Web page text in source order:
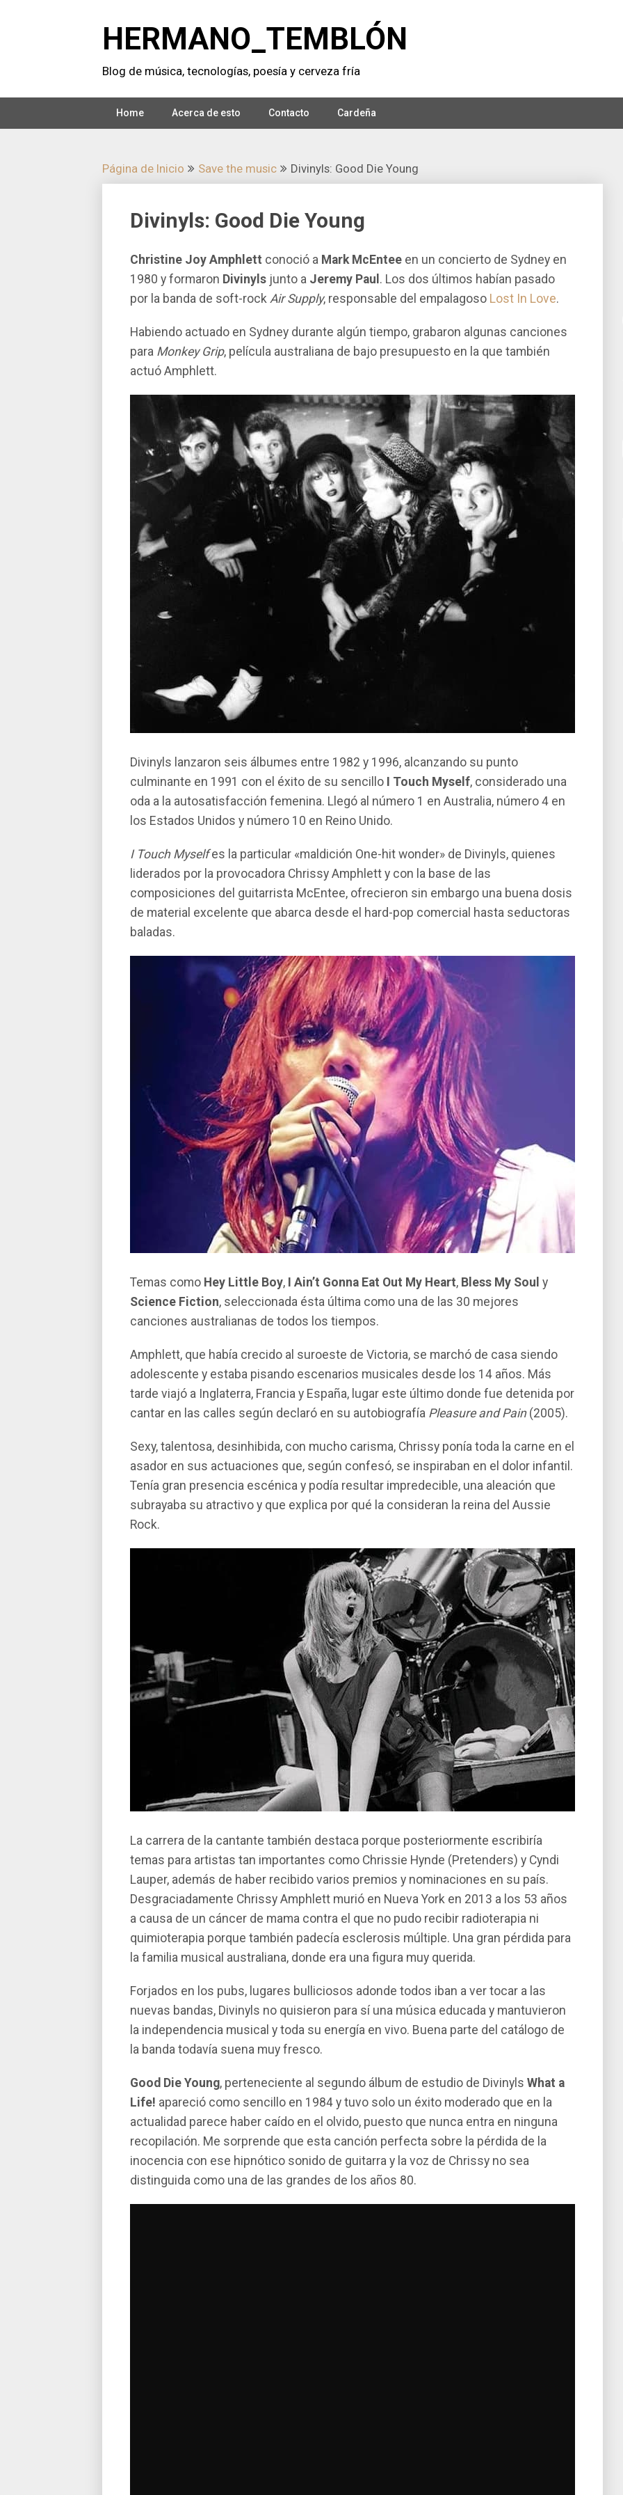
HERMANO_TEMBLÓN
Blog de música, tecnologí­as, poesí­a y cerveza frí­a
Home Acerca de esto Contacto Cardeña
Página de Inicio Save the music Divinyls: Good Die Young
Divinyls: Good Die Young
Christine Joy Amphlett conoció a Mark McEntee en un concierto de Sydney en
1980 y formaron Divinyls junto a Jeremy Paul . Los dos últimos habían pasado
por la banda de soft-rock Air Supply, responsable del empalagoso Lost In Love.
Habiendo actuado en Sydney durante algún tiempo, grabaron algunas canciones
para Monkey Grip, película australiana de bajo presupuesto en la que también
actuó Amphlett.
Divinyls lanzaron seis álbumes entre 1982 y 1996, alcanzando su punto
culminante en 1991 con el éxito de su sencillo
I Touch Myself, considerado una
oda a la autosatisfacción femenina. Llegó al número 1 en Australia, número 4 en
los Estados Unidos y número 10 en Reino Unido.
I Touch Myselfes la particular «maldición One-hit wonder» de Divinyls, quienes
liderados por la provocadora Chrissy Amphlett y con la base de las
composiciones del guitarrista McEntee, ofrecieron sin embargo una buena dosis
de material excelente que abarca desde el hard-pop comercial hasta seductoras
baladas.
Temas como Hey Little Boy, I Ain’t Gonna Eat Out My Heart, Bless My Soul y
Science Fiction, seleccionada ésta última como una de las 30 mejores
canciones australianas de todos los tiempos.
Amphlett, que había crecido al suroeste de Victoria, se marchó de casa siendo
adolescente y estaba pisando escenarios musicales desde los 14 años. Más
tarde viajó a Inglaterra, Francia y España, lugar este último donde fue detenida por
cantar en las calles según declaró en su autobiografía Pleasure and Pain(2005).
Sexy, talentosa, desinhibida, con mucho carisma, Chrissy ponía toda la carne en el
asador en sus actuaciones que, según confesó, se inspiraban en el dolor infantil.
Tenía gran presencia escénica y podía resultar impredecible, una aleación que
subrayaba su atractivo y que explica por qué la consideran la reina del Aussie
Rock.
La carrera de la cantante también destaca porque posteriormente escribiría
temas para artistas tan importantes como Chrissie Hynde (Pretenders) y Cyndi
Lauper, además de haber recibido varios premios y nominaciones en su país.
Desgraciadamente Chrissy Amphlett murió en Nueva York en 2013 a los 53 años
a causa de un cáncer de mama contra el que no pudo recibir radioterapia ni
quimioterapia porque también padecía esclerosis múltiple. Una gran pérdida para
la familia musical australiana, donde era una figura muy querida.
Forjados en los pubs, lugares bulliciosos adonde todos iban a ver tocar a las
nuevas bandas, Divinyls no quisieron para sí una música educada y mantuvieron
la independencia musical y toda su energía en vivo. Buena parte del catálogo de
la banda todavía suena muy fresco.
Good Die Young, perteneciente al segundo álbum de estudio de Divinyls What a
Life! apareció como sencillo en 1984 y tuvo solo un éxito moderado que en la
actualidad parece haber caído en el olvido, puesto que nunca entra en ninguna
recopilación. Me sorprende que esta canción perfecta sobre la pérdida de la
inocencia con ese hipnótico sonido de guitarra y la voz de Chrissy no sea
distinguida como una de las grandes de los años 80.